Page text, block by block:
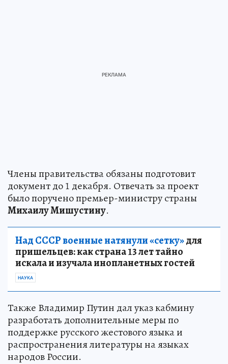
Члены правительства обязаны подготовит
документ до 1 декабря. Отвечать за проект
было поручено премьер-министру страны
Михаилу Мишустину.
Над СССР военные натянули «сетку»для
пришельцев: как страна 13 лет тайно
искала и изучала инопланетных гостей
НАУКА
Также Владимир Путин дал указ кабмину
разработать дополнительные меры по
поддержке русского жестового языка и
распространения литературы на языках
народов России.